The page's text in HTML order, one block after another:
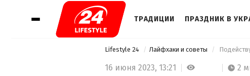
ТРАДИЦИИ ПРАЗДНИК В
Lifestyle 24 Лайфхаки и советы
16 июня 2023, 13:21 2